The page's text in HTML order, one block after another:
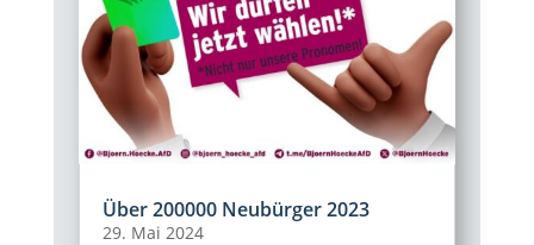
Über 200000 Neubürger 2023
29. Mai 2024